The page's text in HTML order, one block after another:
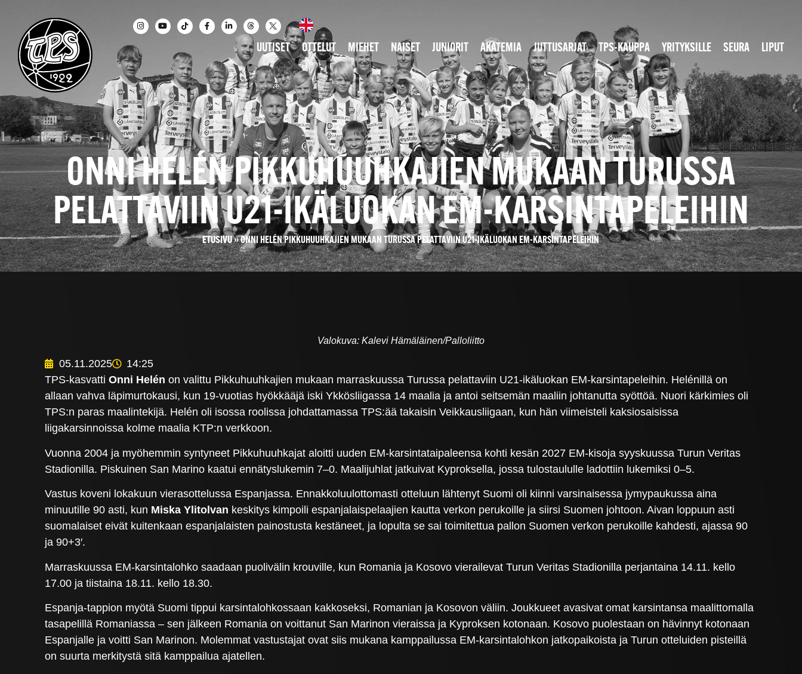
UUTISET OTTELUT MIEHET NAISET JUNIORIT AKATEMIA JUTTUSARJAT TPS-KAUPPA YRITYKSILLE SEURA LIPUT
ONNI HELÉN PIKKUHUUHKAJIEN MUKAAN TURUSSA
PELATTAVIIN U21-IKÄLUOKAN EM-KARSINTAPELEIHIN
ETUSIVU»ONNI HELÉN PIKKUHUUHKAJIEN MUKAAN TURUSSA PELATTAVIIN U21-IKÄLUOKAN EM-KARSINTAPELEIHIN
Valokuva: Kalevi Hämäläinen/Palloliitto
05.11.2025
14:25
TPS-kasvattiOnni Helén on valittu Pikkuhuuhkajien mukaan marraskuussa Turussa pelattaviin U21-ikäluokan EM-karsintapeleihin. Helénillä on
allaan vahva läpimurtokausi, kun 19-vuotias hyökkääjä iski Ykkösliigassa 14 maalia ja antoi seitsemän maaliin johtanutta syöttöä. Nuori kärkimies oli
TPS:n paras maalintekijä. Helén oli isossa roolissa johdattamassa TPS:ää takaisin Veikkausliigaan, kun hän viimeisteli kaksiosaisissa
liigakarsinnoissa kolme maalia KTP:n verkkoon.
Vuonna 2004 ja myöhemmin syntyneet Pikkuhuuhkajat aloitti uuden EM-karsintataipaleensa kohti kesän 2027 EM-kisoja syyskuussa Turun Veritas
Stadionilla. Piskuinen San Marino kaatui ennätyslukemin 7–0. Maalijuhlat jatkuivat Kyproksella, jossa tulostaululle ladottiin lukemiksi 0–5.
Vastus koveni lokakuun vierasottelussa Espanjassa. Ennakkoluulottomasti otteluun lähtenyt Suomi oli kiinni varsinaisessa jymypaukussa aina
minuutille 90 asti, kun Miska Ylitolvan keskitys kimpoili espanjalaispelaajien kautta verkon perukoille ja siirsi Suomen johtoon. Aivan loppuun asti
suomalaiset eivät kuitenkaan espanjalaisten painostusta kestäneet, ja lopulta se sai toimitettua pallon Suomen verkon perukoille kahdesti, ajassa 90
ja 90+3′.
Marraskuussa EM-karsintalohko saadaan puolivälin krouville, kun Romania ja Kosovo vierailevat Turun Veritas Stadionilla perjantaina 14.11. kello
17.00 ja tiistaina 18.11. kello 18.30.
Espanja-tappion myötä Suomi tippui karsintalohkossaan kakkoseksi, Romanian ja Kosovon väliin. Joukkueet avasivat omat karsintansa maalittomalla
tasapelillä Romaniassa – sen jälkeen Romania on voittanut San Marinon vieraissa ja Kyproksen kotonaan. Kosovo puolestaan on hävinnyt kotonaan
Espanjalle ja voitti San Marinon. Molemmat vastustajat ovat siis mukana kamppailussa EM-karsintalohkon jatkopaikoista ja Turun otteluiden pisteillä
on suurta merkitystä sitä kamppailua ajatellen.